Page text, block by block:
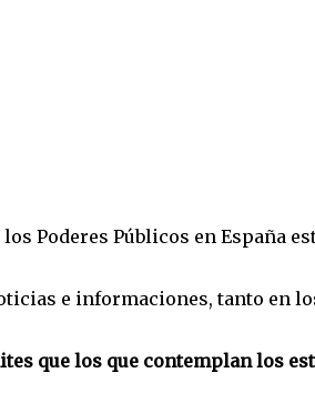
Poderes Públicos en España
e informaciones, tanto en
que los que contemplan los